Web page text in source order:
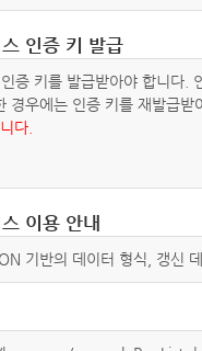
인증 키 발급
증 키를 발급받아야 합니다
경우에는 인증 키를 재발급받
다.
이용 안내
기반의 데이터 형식, 갱신